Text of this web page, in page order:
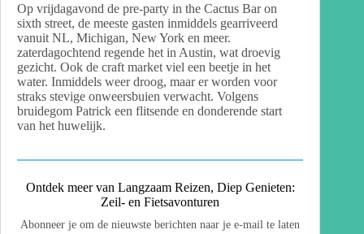
Op vrijdagavond de pre-party in the Cactus Bar on
sixth street, de meeste gasten inmiddels gearriveerd
vanuit NL, Michigan, New York en meer.
zaterdagochtend regende het in Austin, wat droevig
gezicht. Ook de craft market viel een beetje in het
water. Inmiddels weer droog, maar er worden voor
straks stevige onweersbuien verwacht. Volgens
bruidegom Patrick een flitsende en donderende start
van het huwelijk.
Ontdek meer van Langzaam Reizen, Diep Genieten:
Zeil- en Fietsavonturen
Abonneer je om de nieuwste berichten naar je e-mail te laten